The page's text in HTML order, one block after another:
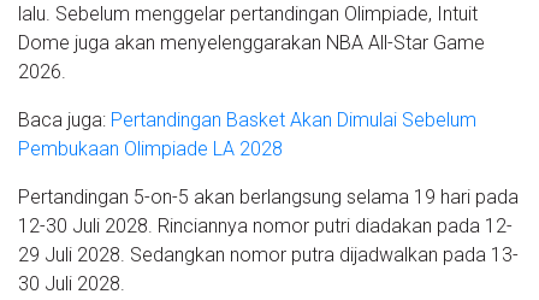
lalu. Sebelum menggelar pertandingan Olimpiade, Intuit
Dome juga akan menyelenggarakan NBA All-Star Game
2026.
Baca juga: Pertandingan Basket Akan Dimulai Sebelum
Pembukaan Olimpiade LA 2028
Pertandingan 5-on-5 akan berlangsung selama 19 hari pada
12-30 Juli 2028. Rinciannya nomor putri diadakan pada 12-
29 Juli 2028. Sedangkan nomor putra dijadwalkan pada 13-
30 Juli 2028.